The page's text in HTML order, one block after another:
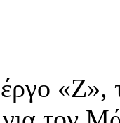
«Ζ»,